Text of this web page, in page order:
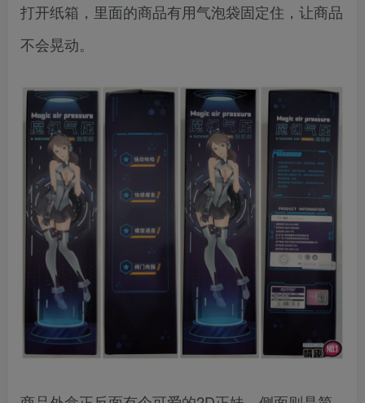
打开纸箱，里面的商品有用气泡袋固定住，让商品
不会晃动。